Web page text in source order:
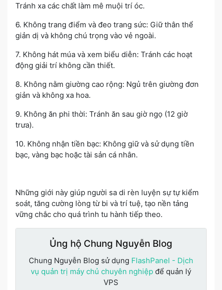
Tránh xa các chất làm mê muội trí óc.
6. Không trang điểm và đeo trang sức: Giữ thân thể
giản dị và không chú trọng vào vẻ ngoài.
7. Không hát múa và xem biểu diễn: Tránh các hoạt
động giải trí không cần thiết.
8. Không nằm giường cao rộng: Ngủ trên giường đơn
giản và không xa hoa.
9. Không ăn phi thời: Tránh ăn sau giờ ngọ (12 giờ
trưa).
10. Không nhận tiền bạc: Không giữ và sử dụng tiền
bạc, vàng bạc hoặc tài sản cá nhân.
Những giới này giúp người sa di rèn luyện sự tự kiểm
soát, tăng cường lòng từ bi và trí tuệ, tạo nền tảng
vững chắc cho quá trình tu hành tiếp theo.
Ủng hộ Chung Nguyễn Blog
Chung Nguyễn Blog sử dụng FlashPanel - Dịch
vụ quản trị máy chủ chuyên nghiệp để quản lý
VPS